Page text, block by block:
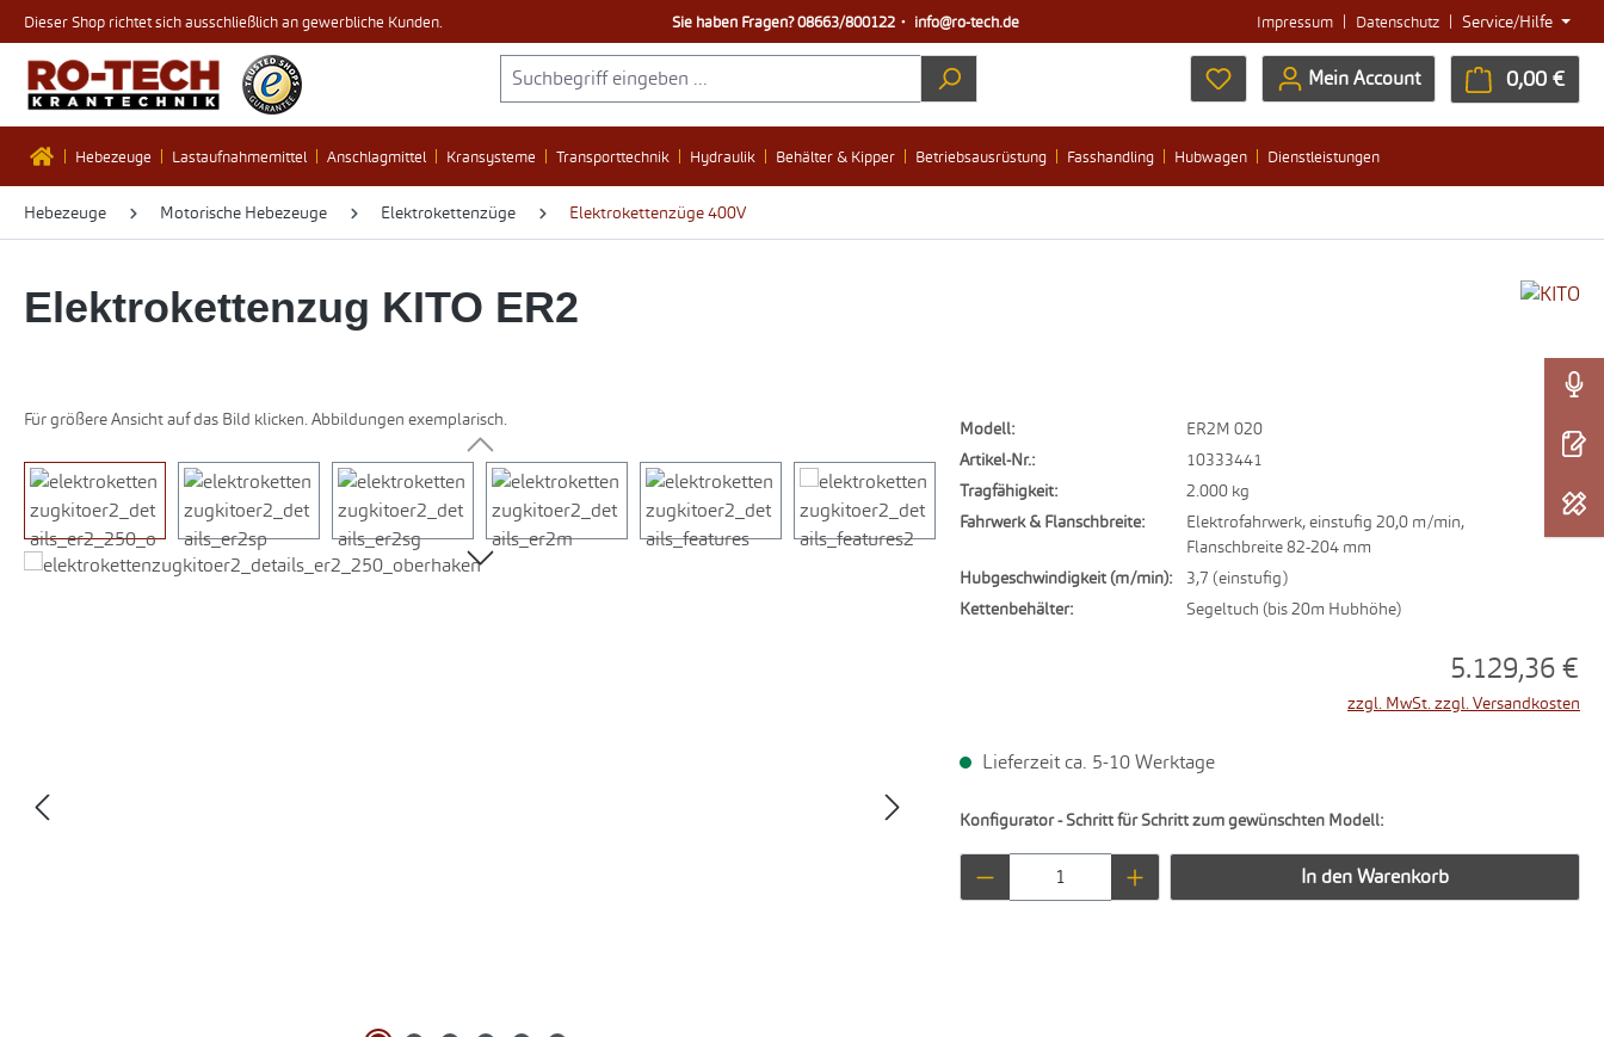
Hauptinhalt springen
Zur Suche springen
Zur Hauptnavigation springen
Dieser Shop richtet sich ausschließlich an gewerbliche Kunden. Sie haben Fragen?08663/800122・ info@ro-tech.de Impressum | Datenschutz | Service/Hilfe
Du hast 0 Produkte auf dem Merkzettel
Mein Account 0,00 €
Hebezeuge Lastaufnahmemittel Anschlagmittel Kransysteme Transporttechnik Hydraulik Behälter & Kipper Betriebsausrüstung Fasshandling Hubwagen Dienstleistungen
Hebezeuge Motorische Hebezeuge Elektrokettenzüge Elektrokettenzüge 400V
Elektrokettenzug KITO ER2
Für größere Ansicht auf das Bild klicken. Abbildungen exemplarisch. Modell:
ER2M 020
Artikel-Nr.:
10333441
Tragfähigkeit:
2.000 kg
Fahrwerk & Flanschbreite:
Elektrofahrwerk, einstufig 20,0 m/min,
Flanschbreite 82-204 mm
Hubgeschwindigkeit (m/min):
3,7 (einstufig)
Kettenbehälter:
Segeltuch (bis 20m Hubhöhe)
5.129,36 €
zzgl. MwSt. zzgl. Versandkosten
Lieferzeit ca. 5-10 Werktage
Konfigurator - Schritt für Schritt zum gewünschten Modell:
Produkt Anzahl: Gib den gewünschten Wert ein
In den Warenkorb